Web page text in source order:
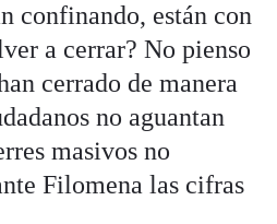
confinando, están con
a cerrar? No pienso
cerrado de manera
no aguantan
masivos no
Filomena las cifras